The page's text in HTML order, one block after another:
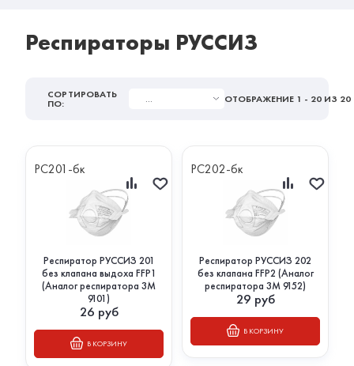
Респираторы РУССИЗ
СОРТИРОВАТЬ
ПО: ... ОТОБРАЖЕНИЕ 1 - 20 ИЗ 20
РС201-бк
Респиратор РУССИЗ 201
без клапана выдоха FFP1
(Аналог респиратора 3М
9101)
26 руб
В КОРЗИНУ
РС202-бк
Респиратор РУССИЗ 202
без клапана FFP2 (Аналог
респиратора 3М 9152)
29 руб
В КОРЗИНУ